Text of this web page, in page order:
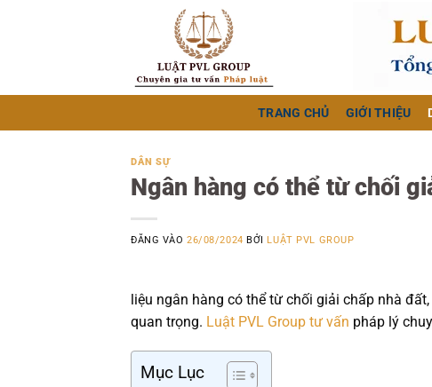
TRANG CHỦ GIỚI THIỆU
DÂN SỰ
Ngân hàng có thể từ chối
ĐĂNG VÀO26/08/2024 BỞI LUẬT PVL GROUP
liệu ngân hàng có thể từ chối giải chấp nhà
quan trọng. Luật PVL Group tư vấn pháp lý
Mục Lục